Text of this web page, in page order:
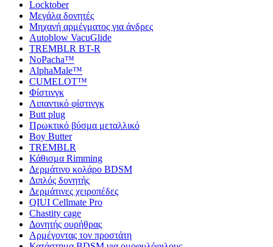
Locktober
Μεγάλα δονητές
Μηχανή αρμέγματος για άνδρες
Autoblow VacuGlide
TREMBLR BT-R
NoPacha™
AlphaMale™
CUMELOT™
Φίστινγκ
Λιπαντικό φίστινγκ
Butt plug
Πρωκτικό βύσμα μεταλλικό
Boy Butter
TREMBLR
Κάθισμα Rimming
Δερμάτινο κολάρο BDSM
Διπλός δονητής
Δερμάτινες χειροπέδες
QIUI Cellmate Pro
Chastity cage
Δονητής ουρήθρας
Αρμέγοντας τον προστάτη